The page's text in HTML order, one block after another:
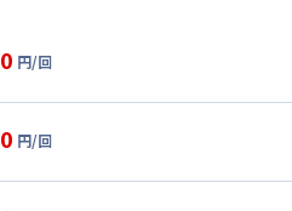
円/回
円/回